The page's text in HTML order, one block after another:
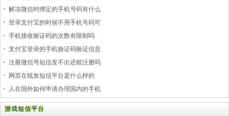
解冻微信时绑定的手机号码有什么
登录支付宝的时候不用手机号码可
手机接收验证码的次数有限制吗
支付宝登录的手机验证码验证信息
注册微信号短信发不出还能注册吗
网页在线发短信平台是什么样的
人在国外如何申请办理国内的手机
游戏短信平台